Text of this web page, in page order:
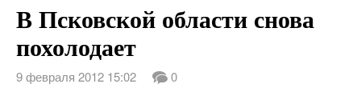
Слово Дело
Народные
В Псковской области снова
похолодает
9 февраля 2012 15:02 0